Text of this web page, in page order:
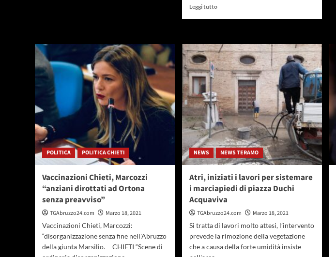
i
parcheggi
Leggi tuttoLeggi
Confindustria,
Zennaro:
“Spendere
bene
risorse
Recovery,
infrastrutture
saranno
spina
dorsale
rilancio
economico”
POLITICA POLITICA CHIETI
Vaccinazioni Chieti, Marcozzi
“anziani dirottati ad Ortona
senza preavviso”
TGAbruzzo24.com
Marzo 18, 2021
Vaccinazioni Chieti, Marcozzi:
“disorganizzazione senza fine nell'Abruzzo
della giunta Marsilio. CHIETI “Scene di
NEWS NEWS TERAMO
Atri, iniziati i lavori per sistemare
i marciapiedi di piazza Duchi
Acquaviva
TGAbruzzo24.com
Marzo 18, 2021
Si tratta di lavori molto attesi, l’intervento
prevede la rimozione della vegetazione
che a causa della forte umidità insiste